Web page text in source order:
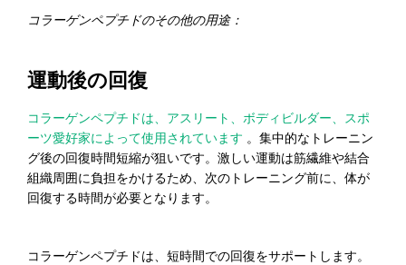
コラーゲンペプチドのその他の用途：
運動後の回復
コラーゲンペプチドは、アスリート、ボディビルダー、スポ
ーツ愛好家によって使用されています 。集中的なトレーニン
グ後の回復時間短縮が狙いです。激しい運動は筋繊維や結合
組織周囲に負担をかけるため、次のトレーニング前に、体が
回復する時間が必要となります。
コラーゲンペプチドは、短時間での回復をサポートします。